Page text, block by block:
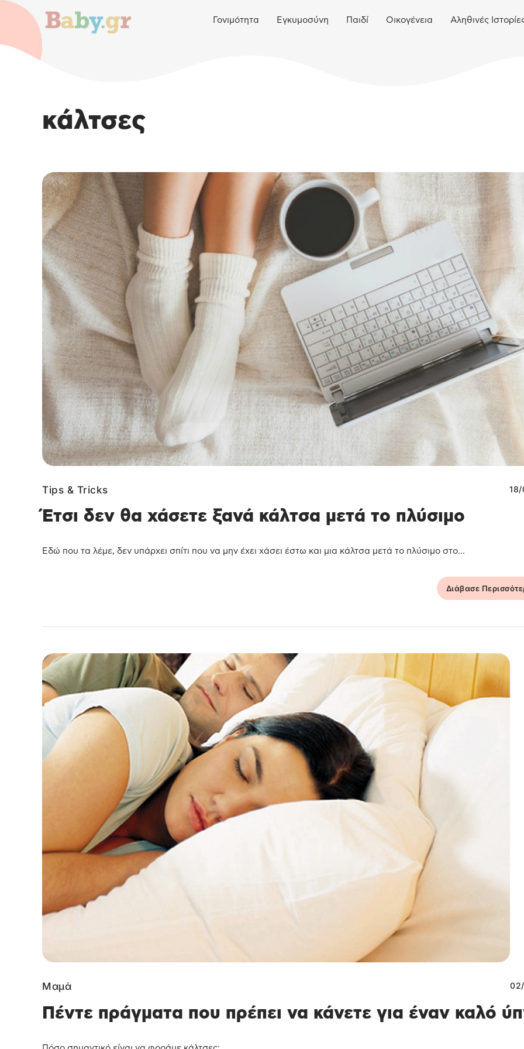
Γονιμότητα Εγκυμοσύνη Παιδί Οικογένεια Αληθινές
κάλτσες
Tips & Tricks
Έτσι δεν θα χάσετε ξανά κάλτσα μετά το πλύσιμο
Εδώ που τα λέμε, δεν υπάρχει σπίτι που να μην έχει χάσει έστω και μια κάλτσα μετά το πλύσιμο στο...
Διάβασε
Μαμά
Πέντε πράγματα που πρέπει να κάνετε για έναν καλό